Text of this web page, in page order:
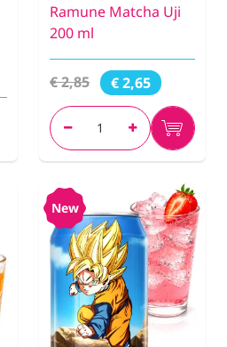
Ramune Matcha Uji
200 ml
€ 2,85 € 2,65
New